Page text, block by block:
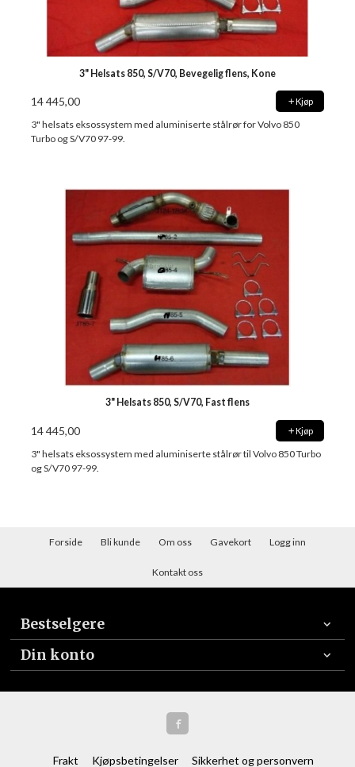
3" Helsats 850, S/V70, Bevegelig flens, Kone
14 445,00 Kjøp
3" helsats eksossystem med aluminiserte stålrør for Volvo 850
Turbo og S/V70 97-99.
3" Helsats 850, S/V70, Fast flens
14 445,00 Kjøp
3" helsats eksossystem med aluminiserte stålrør til Volvo 850 Turbo
og S/V70 97-99.
Forside Bli kunde Om oss Gavekort Logg inn
Kontakt oss
Bestselgere
Din konto
Frakt Kjøpsbetingelser Sikkerhet og personvern